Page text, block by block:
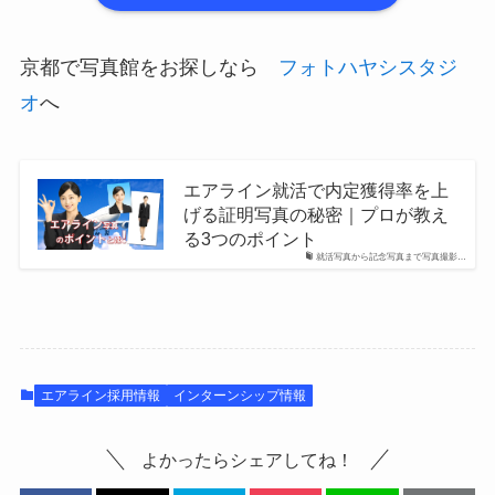
京都で写真館をお探しなら
フォトハヤシスタジ
オへ
就活写真から記念写真まで写真撮影…
エアライン就活で内定獲得率を上
げる証明写真の秘密｜プロが教え
る3つのポイント
エアライン採用情報 インターンシップ情報
よかったらシェアしてね！